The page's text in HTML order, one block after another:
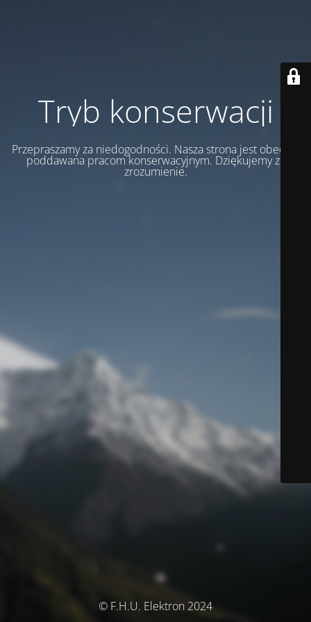
Tryb konserwacji
Przepraszamy za niedogodności. Nasza strona jest obecnie
poddawana pracom konserwacyjnym. Dziękujemy za
zrozumienie.
© F.H.U. Elektron 2024